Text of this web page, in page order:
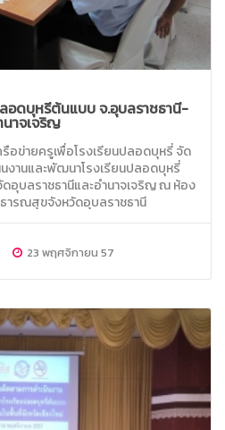
อดบุหรี่ต้นแบบ จ.อุบลราชธานี-
นาจเจริญ
อข่ายครูเพื่อโรงเรียนปลอดบุหรี่ จัด
งานและพัฒนาโรงเรียนปลอดบุหรี่
อุบลราชธานีและอำนาจเจริญ ณ ห้อง
ารณสุขจังหวัดอุบลราชธานี
23 พฤศจิกายน 57